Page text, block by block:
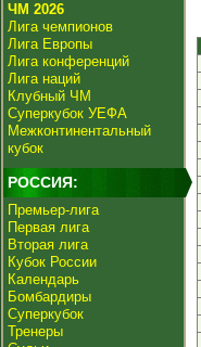
ЧМ 2026
Лига чемпионов
Лига Европы
Лига конференций
Лига наций
Клубный ЧМ
Суперкубок УЕФА
Межконтинентальный
кубок
РОССИЯ:
Премьер-лига
Первая лига
Вторая лига
Кубок России
Календарь
Бомбардиры
Суперкубок
Тренеры